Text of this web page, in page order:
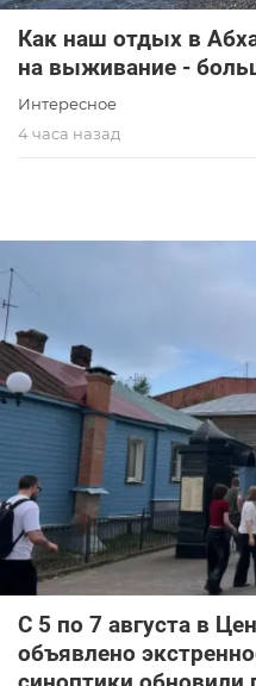
Как наш отдых в
на выживание -
Интересное
4 часа назад
С 5 по 7 августа в
объявлено